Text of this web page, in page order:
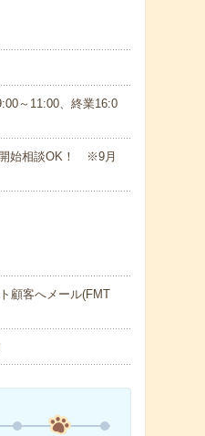
～11:00、終業16:0
始相談OK！ ※9月
顧客へメール(FMT